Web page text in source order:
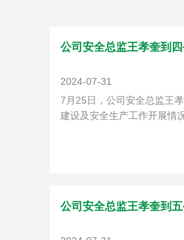
公司安全总监王孝奎到
2024-07-31
7月25日，公司安全总监王
建设及安全生产工作开展情
公司安全总监王孝奎到